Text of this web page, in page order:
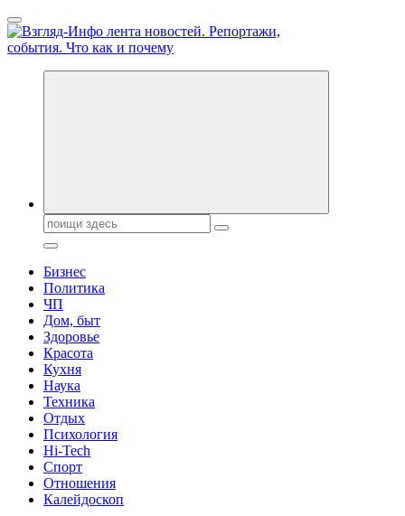
Перейти
к
содержанию
Обо всем и обо всех, что зачем и почему. Новости политики,
Поиск:
Бизнес
Политика
ЧП
Дом, быт
Здоровье
Красота
Кухня
Наука
Техника
Отдых
Психология
Hi-Tech
Спорт
Отношения
Калейдоскоп